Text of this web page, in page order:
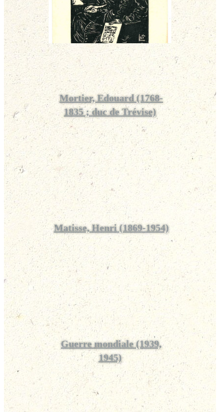
Mortier, Edouard (1768-
1835 ; duc de Trévise)
Matisse, Henri (1869-1954)
Guerre mondiale (1939,
1945)